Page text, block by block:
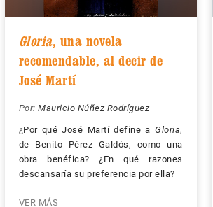
Gloria, una novela
recomendable, al decir de
José Martí
Por: Mauricio Núñez Rodríguez
¿Por qué José Martí define a Gloria,
de Benito Pérez Galdós, como una
obra benéfica? ¿En qué razones
descansaría su preferencia por ella?
VER MÁS